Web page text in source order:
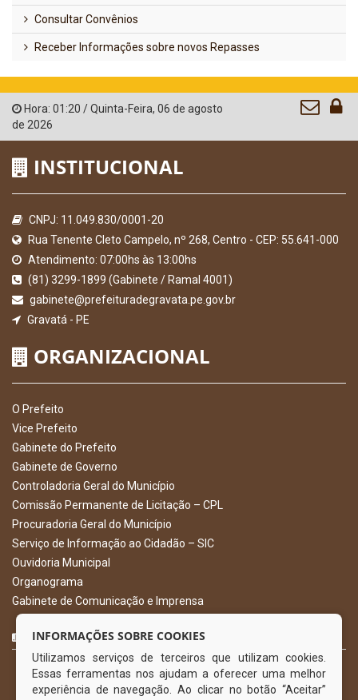
Consultar Convênios
Receber Informações sobre novos Repasses
Hora: 01:20 /Quinta-Feira, 06 de agosto
de 2026
INSTITUCIONAL
CNPJ: 11.049.830/0001-20
Rua Tenente Cleto Campelo, nº 268, Centro - CEP: 55.641-000
Atendimento: 07:00hs às 13:00hs
(81) 3299-1899 (Gabinete / Ramal 4001)
gabinete@prefeituradegravata.pe.gov.br
Gravatá - PE
ORGANIZACIONAL
O Prefeito
Vice Prefeito
Gabinete do Prefeito
Gabinete de Governo
Controladoria Geral do Município
Comissão Permanente de Licitação – CPL
Procuradoria Geral do Município
Serviço de Informação ao Cidadão – SIC
Ouvidoria Municipal
Organograma
Gabinete de Comunicação e Imprensa
CURTA NOSSA FAN PAGE
INFORMAÇÕES SOBRE COOKIES
Utilizamos serviços de terceiros que utilizam cookies.
Essas ferramentas nos ajudam a oferecer uma melhor
experiência de navegação. Ao clicar no botão “Aceitar”